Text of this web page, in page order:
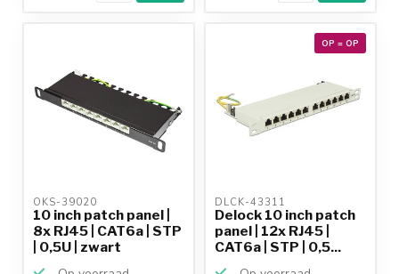
OKS-39020
10 inch patch panel |
8x RJ45 | CAT6a | STP
| 0,5U | zwart
OP = OP
DLCK-43311
Delock 10 inch patch
panel | 12x RJ45 |
CAT6a | STP | 0,5...